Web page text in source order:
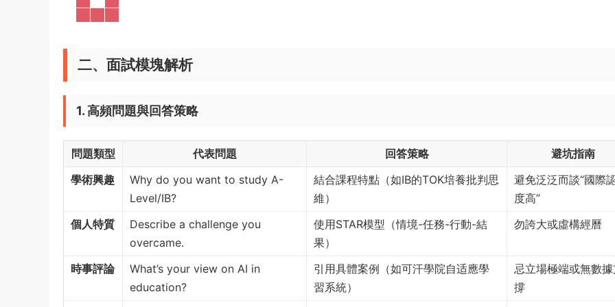
二、面試模塊解析
1. 高頻問題與回答策略
問題類型 代表問題 回答策略
避坑指南
學術興趣
Why do you want to study A-
Level/IB?
結合課程特點（如IB的TOK培養批判思
維）
避免泛泛而談“國際
度高”
個人特質
Describe a challenge you
overcame.
使用STAR模型（情境-任務-行動-結
果）
勿誇大或虛構經曆
時事評論
What’s your view on AI in
education?
引用具體案例（如可汗學院自适應學
習系統）
忌立場極端或無數
撐